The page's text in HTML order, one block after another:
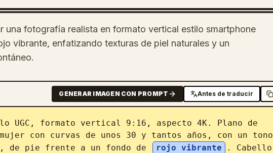
una fotografía realista en formato vertical estilo smartphone
vibrante, enfatizando texturas de piel naturales y un
GENERAR IMAGEN CON PROMPT Antes de traducir
UGC, formato vertical 9:16, aspecto 4K. Plano de
con curvas de unos 30 y tantos años, con un tono
de pie frente a un fondo de
rojo vibrante
. Cabello